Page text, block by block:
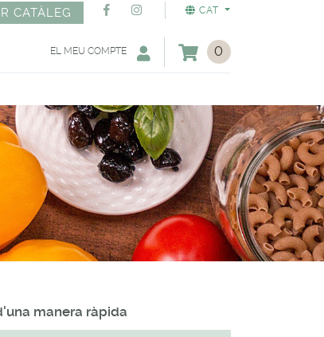
CAT
CATÀLEG
0
EL MEU COMPTE
manera ràpida